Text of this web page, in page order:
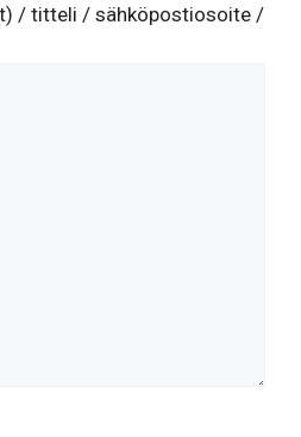
/ titteli / sähköpostiosoite /